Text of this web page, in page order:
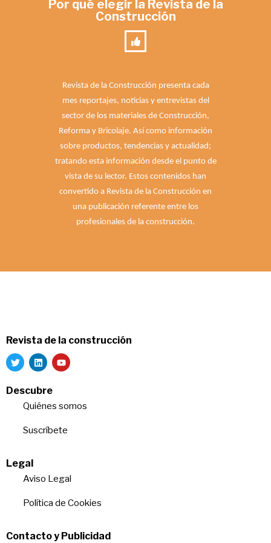
Por qué elegir la Revista de la
Construcción
Revista de la Construcción presenta cada
mes reportajes, noticias y entrevistas del
sector de los materiales de Construcción,
Reforma y Bricolaje. Así como información
sobre productos, tendencias y actualidad;
tratando esta información desde el punto de
vista de su lector. Estos contenidos han
convertido a Revista de la Construcción en
una publicación referente entre los
profesionales de la construcción.
Revista de la construcción
Descubre
Quiénes somos
Suscríbete
Legal
Aviso Legal
Política de Cookies
Contacto y Publicidad